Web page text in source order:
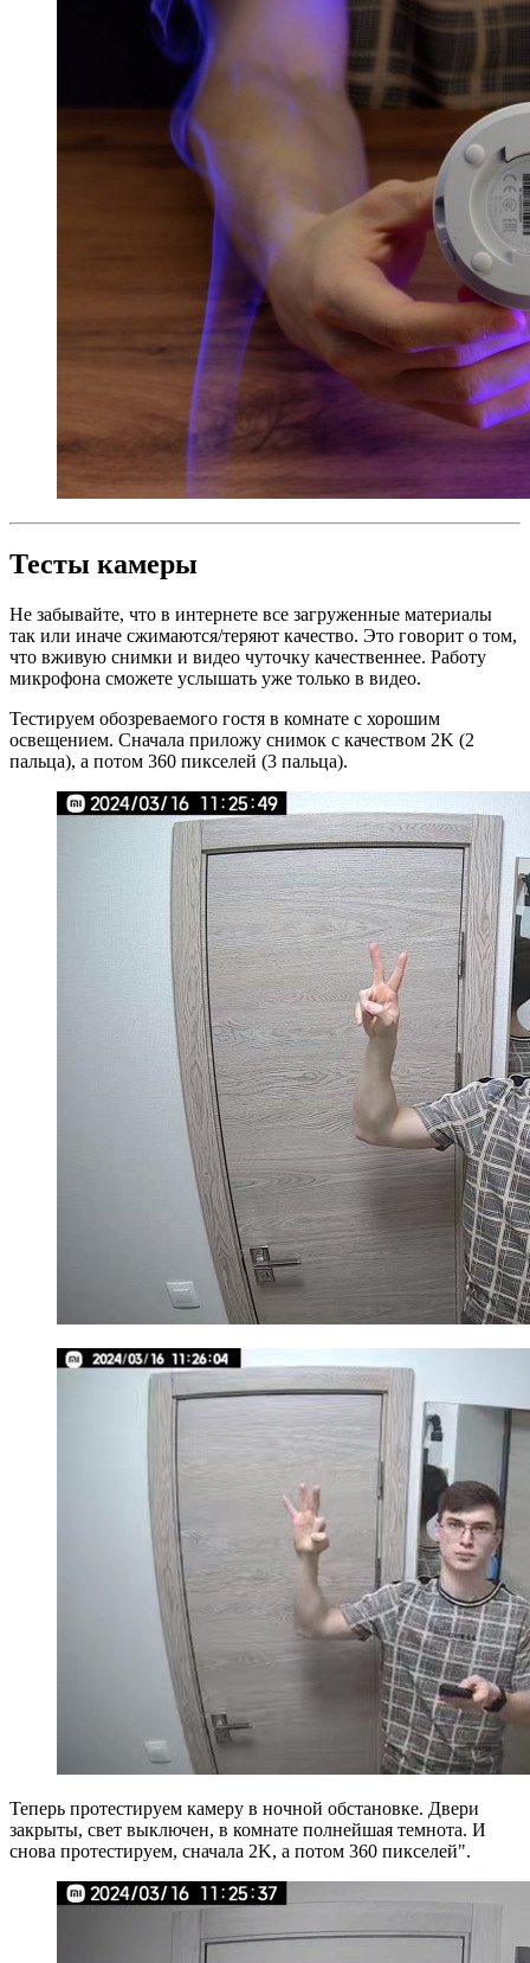
Тесты камеры
Не забывайте, что в интернете все загруженные материалы
так или иначе сжимаются/теряют качество. Это говорит о том,
что вживую снимки и видео чуточку качественнее. Работу
микрофона сможете услышать уже только в видео.
Тестируем обозреваемого гостя в комнате с хорошим
освещением. Сначала приложу снимок с качеством 2K (2
пальца), а потом 360 пикселей (3 пальца).
Теперь протестируем камеру в ночной обстановке. Двери
закрыты, свет выключен, в комнате полнейшая темнота. И
снова протестируем, сначала 2K, а потом 360 пикселей".